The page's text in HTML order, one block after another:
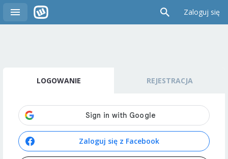
Zaloguj się
LOGOWANIE REJESTRACJA
Zaloguj się z Facebook